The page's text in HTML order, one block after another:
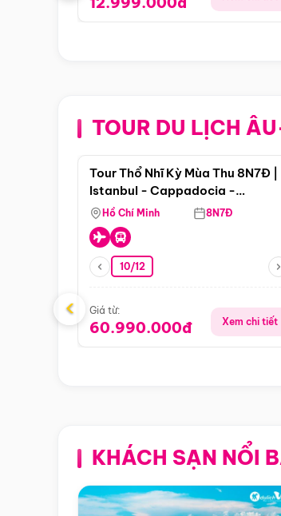
TOUR DU LỊCH
Điểm nổi bật
Tour Thổ Nhĩ Kỳ Mùa Thu 8N7Đ |
Istanbul - Cappadocia -
Pamukkale
Hồ Chí Minh 8N7Đ
10/12
Giá từ:
60.990.000đ Xem chi tiết
‹
KHÁCH SẠN NỔI